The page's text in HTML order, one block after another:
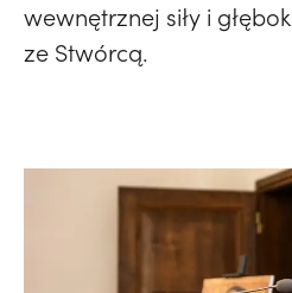
wewnętrznej siły i
ze Stwórcą.